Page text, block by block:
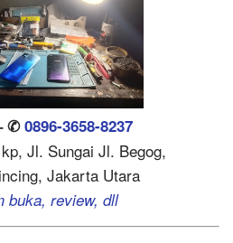
✆0896-3658-8237
Jl. Sungai Jl. Begog,
Jakarta Utara
buka, review, dll